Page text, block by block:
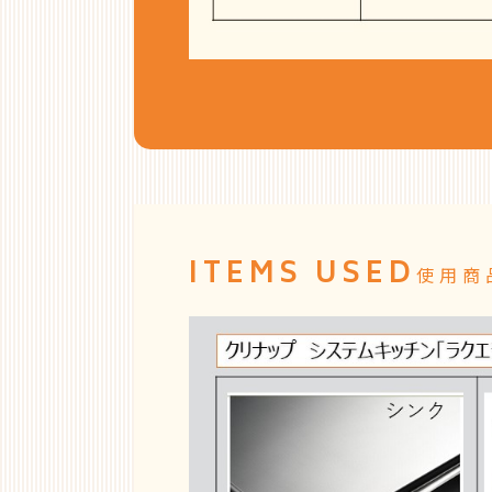
ITEMS USED 使用商